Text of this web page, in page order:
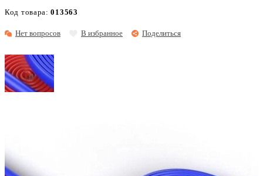
Нет вопросов В избранное Поделиться
Код товара:013563